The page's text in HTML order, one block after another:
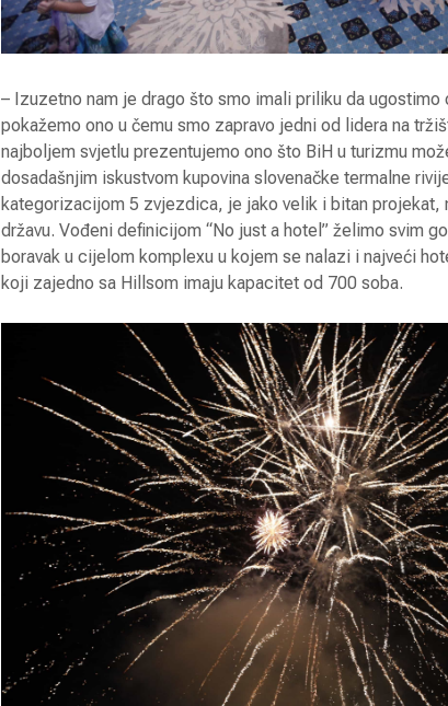
– Izuzetno nam je drago što smo imali priliku da
pokažemo ono u čemu smo zapravo jedni od lidera na
najboljem svjetlu prezentujemo ono što BiH u turizmu
dosadašnjim iskustvom kupovina slovenačke termalne
kategorizacijom 5 zvjezdica, je jako velik i bitan projekat,
državu. Vođeni definicijom “No just a hotel” želimo svim
boravak u cijelom komplexu u kojem se nalazi i najveći
koji zajedno sa Hillsom imaju kapacitet od 700 soba.
Digitalna
turizmu
turizmu